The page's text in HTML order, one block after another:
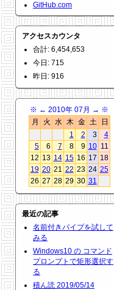
GitHub.com
アクセスカウンタ
合計: 6,454,653
今日: 715
昨日: 916
※ ← 2010年 07月 → ※
月
火 水 木 金 土
日
1
2 3
4
5
6 7 8 9 10 11
12 13 14 15 16 17 18
19 20 21 22 23 24 25
26 27 28 29 30 31
最近の記事
名前付きパイプを試して
みる
Windows10 の コマンド
プロンプトで矩形選択す
る
積ん読 2019/05/14